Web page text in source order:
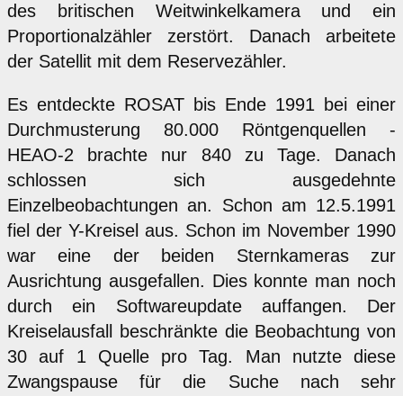
des britischen Weitwinkelkamera und ein
Proportionalzähler zerstört. Danach arbeitete
der Satellit mit dem Reservezähler.
Es entdeckte ROSAT bis Ende 1991 bei einer
Durchmusterung 80.000 Röntgenquellen -
HEAO-2 brachte nur 840 zu Tage. Danach
schlossen sich ausgedehnte
Einzelbeobachtungen an. Schon am 12.5.1991
fiel der Y-Kreisel aus. Schon im November 1990
war eine der beiden Sternkameras zur
Ausrichtung ausgefallen. Dies konnte man noch
durch ein Softwareupdate auffangen. Der
Kreiselausfall beschränkte die Beobachtung von
30 auf 1 Quelle pro Tag. Man nutzte diese
Zwangspause für die Suche nach sehr